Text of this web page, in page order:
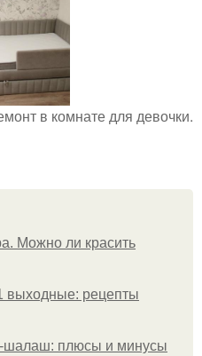
в комнате для девочки.
Можно ли красить
выходные: рецепты
плюсы и минусы